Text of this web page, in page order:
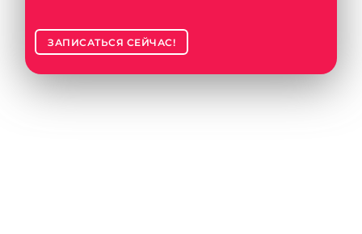
ЗАПИСАТЬСЯ СЕЙЧАС!